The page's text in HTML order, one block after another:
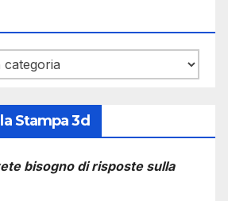
Stampa 3d
bisogno di risposte sulla